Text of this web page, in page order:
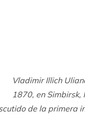
Vladimir Illich
1870, en Simbirsk,
de la primera